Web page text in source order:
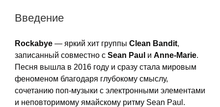
Введение
Rockabye — яркий хит группы Clean Bandit,
записанный совместно с Sean Paul и Anne-Marie.
Песня вышла в 2016 году и сразу стала мировым
феноменом благодаря глубокому смыслу,
сочетанию поп-музыки с электронными элементами
и неповторимому ямайскому ритму Sean Paul.